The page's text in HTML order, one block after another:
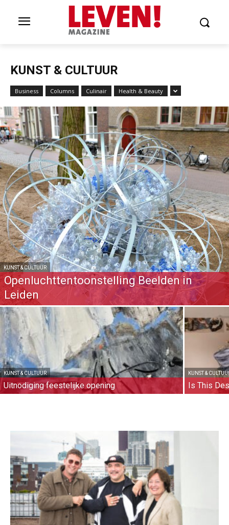
KUNST & CULTUUR
Business Columns Culinair Health & Beauty
KUNST & CULTUUR
Openluchttentoonstelling Beelden in
Leiden
KUNST & CULTUUR
Uitnodiging feestelijke opening
KUNST &
Is This